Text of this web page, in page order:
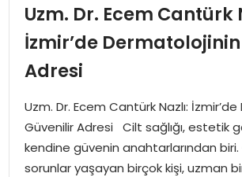
İDEAL YAŞAM
İDEAL SPOR
YAŞAM
MAGAZIN
Uzm. Dr. Ecem Cantürk
İzmir’de
Adresi
Uzm. Dr. Ecem Cantürk Nazlı:
Güvenilir Adresi Cilt sağlığı, estetik
kendine güvenin anahtarlarından biri.
sorunlar yaşayan birçok kişi, uzman